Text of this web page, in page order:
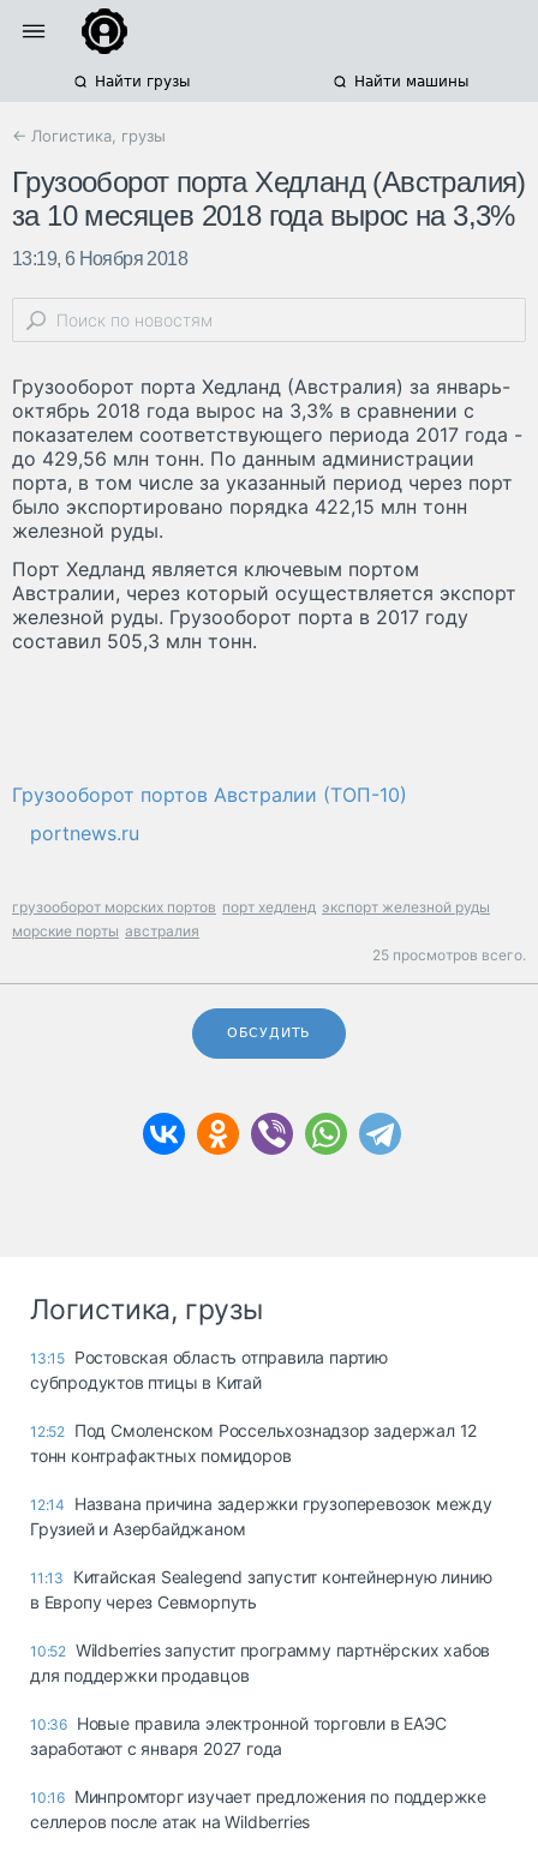
Найти грузы Найти машины
← Логистика, грузы
Грузооборот порта Хедланд (Австралия)
за 10 месяцев 2018 года вырос на 3,3%
13:19, 6 Ноября 2018
Грузооборот порта Хедланд (Австралия) за январь-
октябрь 2018 года вырос на 3,3% в сравнении с
показателем соответствующего периода 2017 года -
до 429,56 млн тонн. По данным администрации
порта, в том числе за указанный период через порт
было экспортировано порядка 422,15 млн тонн
железной руды.
Порт Хедланд является ключевым портом
Австралии, через который осуществляется экспорт
железной руды. Грузооборот порта в 2017 году
составил 505,3 млн тонн.
Грузооборот портов Австралии (ТОП-10)
portnews.ru
грузооборот морских портов порт хедленд экспорт железной руды
морские порты австралия
25 просмотров всего.
ОБСУДИТЬ
Логистика, грузы
13:15 Ростовская область отправила партию
субпродуктов птицы в Китай
12:52 Под Смоленском Россельхознадзор задержал 12
тонн контрафактных помидоров
12:14
Названа причина задержки грузоперевозок между
Грузией и Азербайджаном
11:13
Китайская Sealegend запустит контейнерную линию
в Европу через Севморпуть
10:52 Wildberries запустит программу партнёрских хабов
для поддержки продавцов
10:36 Новые правила электронной торговли в ЕАЭС
заработают с января 2027 года
10:16 Минпромторг изучает предложения по поддержке
селлеров после атак на Wildberries